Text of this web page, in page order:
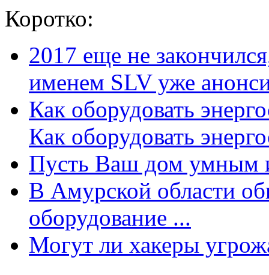
Коротко:
2017 еще не
именем SLV уже
Как оборудовать
Как оборудовать
Пусть Ваш дом умным
В Амурской области
оборудование ...
Могут ли хакеры